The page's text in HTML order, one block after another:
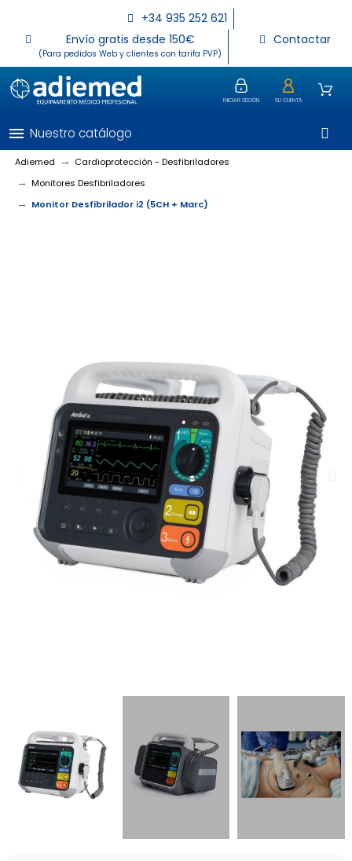
+34 935 252 621
Envío gratis desde 150€
(Para pedidos Web y clientes con tarifa PVP)
Contactar
INICIAR SESIÓN SU CUENTA
menu Nuestro catálogo
Adiemed
Cardioprotección - Desfibriladores
Monitores Desfibriladores
Monitor Desfibrilador i2 (5CH + Marc)